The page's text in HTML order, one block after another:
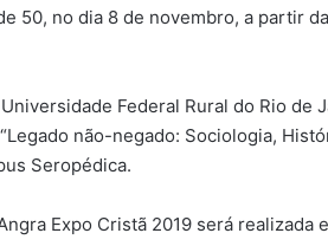
50, no dia 8 de novembro, a partir
Federal Rural do Rio de
não-negado: Sociologia,
Seropédica.
Expo Cristã 2019 será realizada